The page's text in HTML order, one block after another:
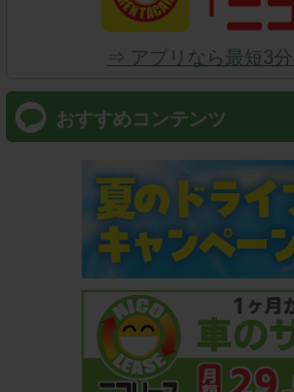
⇒ アプリなら最短3分
おすすめコンテンツ